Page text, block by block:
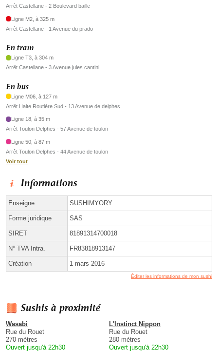
Arrêt Castellane - 2 Boulevard baille
Ligne M2, à 325 m
Arrêt Castellane - 1 Avenue du prado
En tram
Ligne T3, à 304 m
Arrêt Castellane - 3 Avenue jules cantini
En bus
Ligne M06, à 127 m
Arrêt Halte Routière Sud - 13 Avenue de delphes
Ligne 18, à 35 m
Arrêt Toulon Delphes - 57 Avenue de toulon
Ligne 50, à 87 m
Arrêt Toulon Delphes - 44 Avenue de toulon
Voir tout
Informations
Enseigne SUSHIMYORY
Forme juridique SAS
SIRET 81891314700018
N° TVA Intra. FR83818913147
Création 1 mars 2016
Éditer les informations de mon sushi
Sushis à proximité
Wasabi
Rue du Rouet
270 mètres
Ouvert jusqu'à 22h30
L'Instinct Nippon
Rue du Rouet
280 mètres
Ouvert jusqu'à 22h30